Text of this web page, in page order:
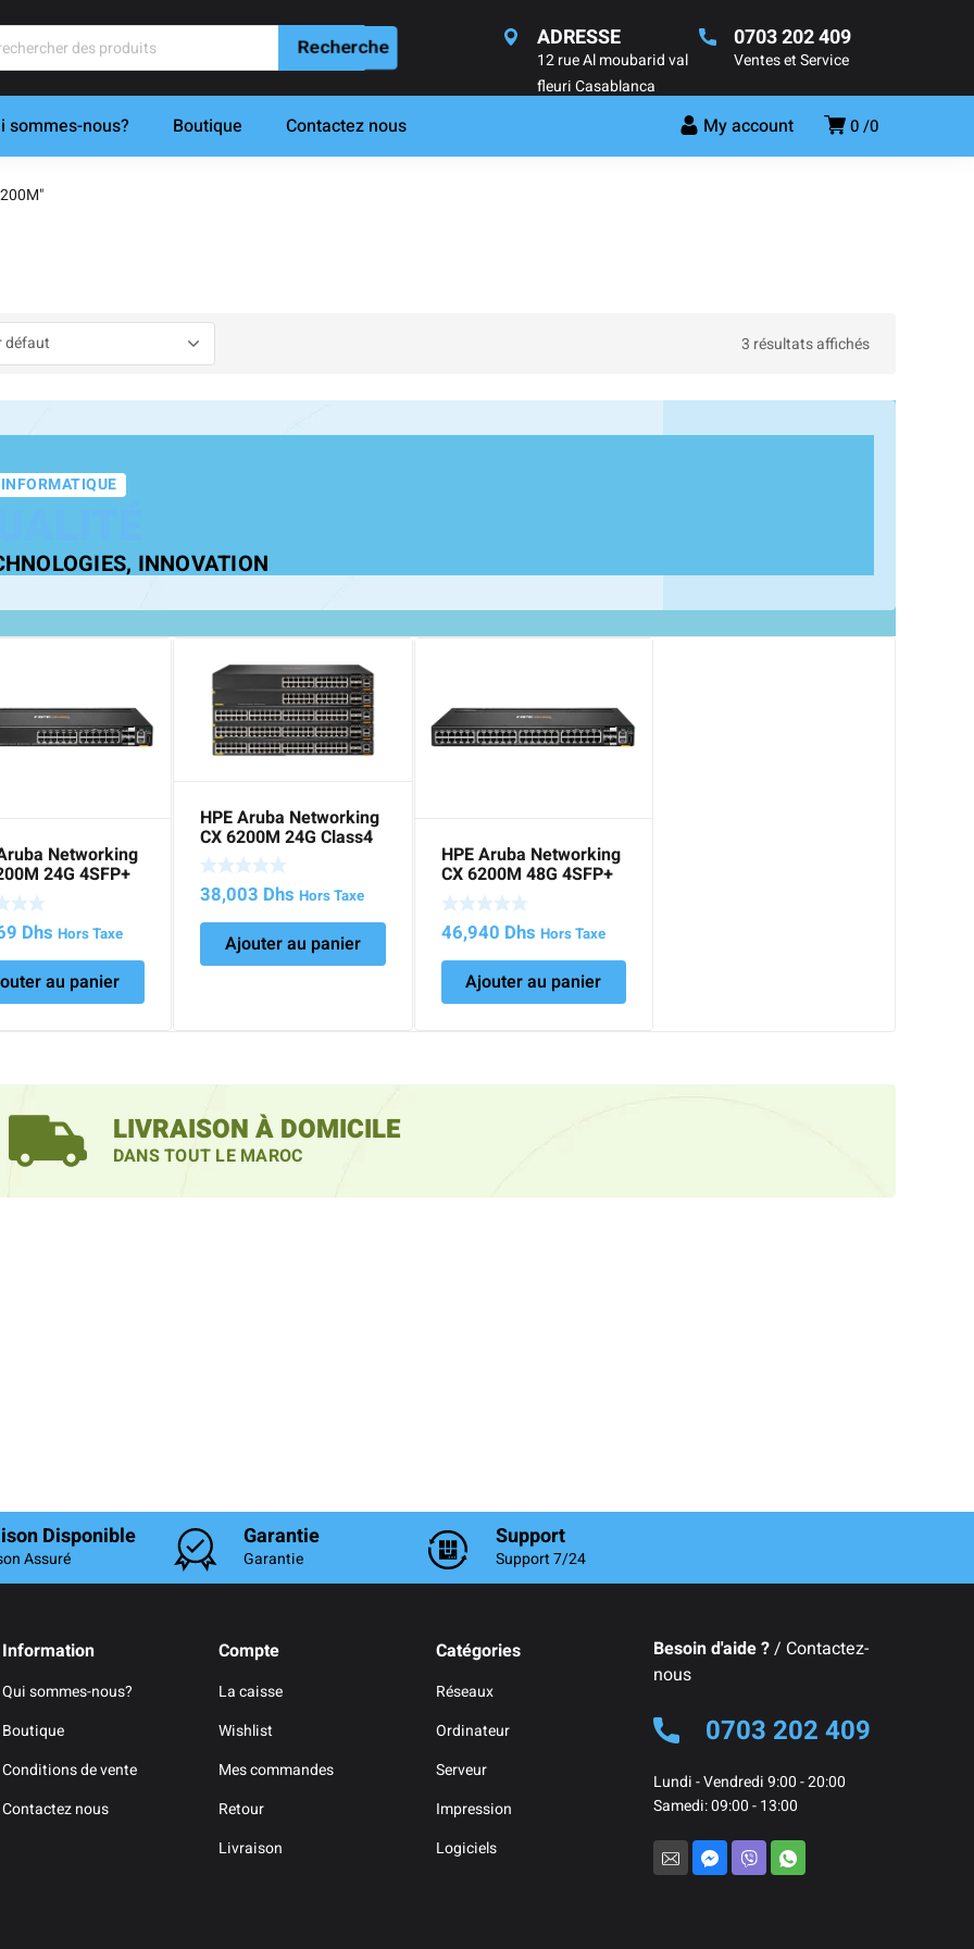
ADRESSE
12 rue Al moubarid val
fleuri Casablanca
0703 202 409
Ventes et Service
0 0
My account
sommes-nous? Boutique Contactez nous
3 résultats affichés
INNOVATION
Networking
24G 4SFP+
Dhs Hors Taxe
au panier
HPE Aruba Networking
CX 6200M 24G Class4
PoE 4SFP+ Switch
38,003 Dhs Hors Taxe
Ajouter au panier
HPE Aruba Networking
CX 6200M 48G 4SFP+
Switch
46,940 Dhs Hors Taxe
Ajouter au panier
LIVRAISON À DOMICILE
DANS TOUT LE MAROC
Disponible
Assuré
Garantie
Garantie
Support
Support 7/24
Information
Qui sommes-nous?
Boutique
Conditions de vente
Contactez nous
Compte
La caisse
Wishlist
Mes commandes
Retour
Livraison
Catégories
Réseaux
Ordinateur
Serveur
Impression
Logiciels
Besoin d'aide ?/ Contactez-
nous
0703 202 409
Lundi - Vendredi 9:00 - 20:00
Samedi: 09:00 - 13:00